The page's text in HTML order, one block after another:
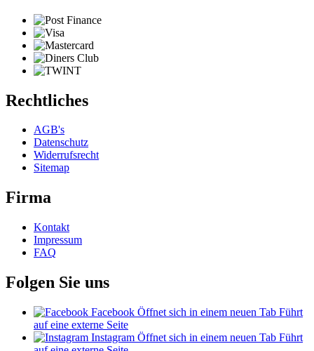
Rechtliches
AGB's
Datenschutz
Widerrufsrecht
Sitemap
Firma
Kontakt
Impressum
FAQ
Folgen Sie uns
Facebook Öffnet sich in einem neuen Tab Führt
auf eine externe Seite
Instagram Öffnet sich in einem neuen Tab Führt